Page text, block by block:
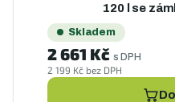
120 l se
Skladem
2 199 Kč bez DPH
2 661 Kč s DPH